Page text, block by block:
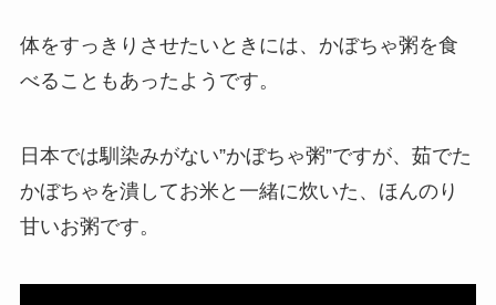
体をすっきりさせたいときには、かぼちゃ粥を食
べることもあったようです。
日本では馴染みがない”かぼちゃ粥”ですが、茹でた
かぼちゃを潰してお米と一緒に炊いた、ほんのり
甘いお粥です。